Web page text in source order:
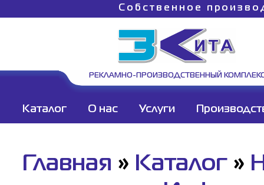
Собственное
РЕКЛАМНО-ПРОИЗВОДСТВЕННЫЙ
Каталог О нас Услуги
Главная » Каталог »